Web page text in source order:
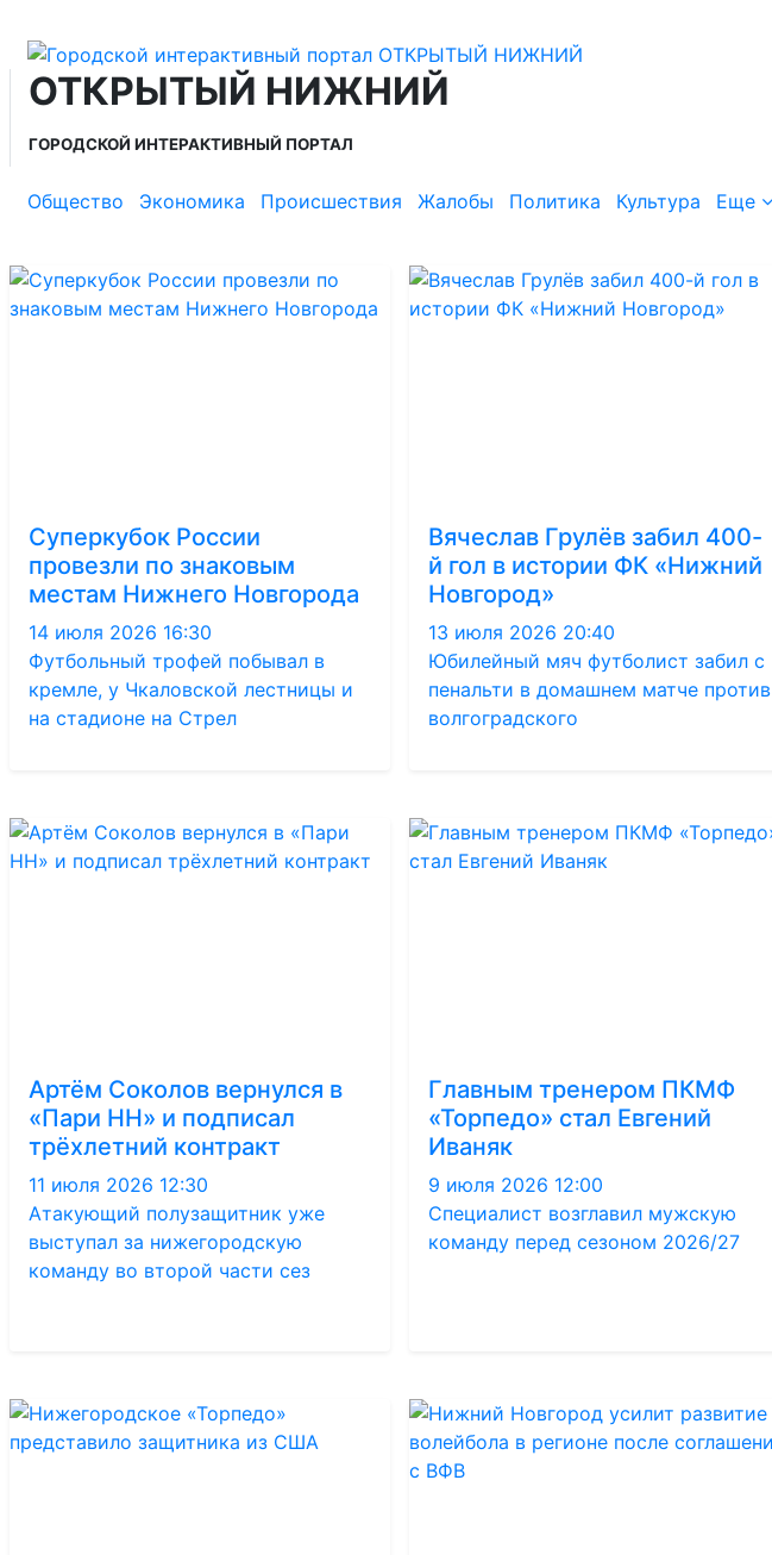
ОТКРЫТЫЙ НИЖНИЙ
ГОРОДСКОЙ ИНТЕРАКТИВНЫЙ ПОРТАЛ
Общество Экономика Происшествия Жалобы Политика Культура Еще
Суперкубок России
провезли по знаковым
местам Нижнего Новгорода
14 июля 2026 16:30
Футбольный трофей побывал в
кремле, у Чкаловской лестницы и
на стадионе на Стрел
Вячеслав Грулёв забил 400-
й гол в истории ФК «Нижний
Новгород»
13 июля 2026 20:40
Юбилейный мяч футболист забил с
пенальти в домашнем матче против
волгоградского
Артём Соколов вернулся в
«Пари НН» и подписал
трёхлетний контракт
11 июля 2026 12:30
Атакующий полузащитник уже
выступал за нижегородскую
команду во второй части сез
Главным тренером ПКМФ
«Торпедо» стал Евгений
Иваняк
9 июля 2026 12:00
Специалист возглавил мужскую
команду перед сезоном 2026/27